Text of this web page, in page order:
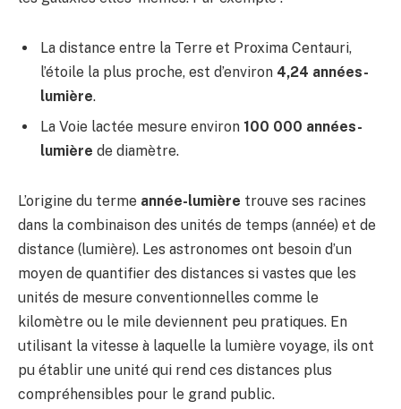
La distance entre la Terre et Proxima Centauri,
l’étoile la plus proche, est d’environ 4,24 années-
lumière.
La Voie lactée mesure environ 100 000 années-
lumière de diamètre.
L’origine du terme année-lumière trouve ses racines
dans la combinaison des unités de temps (année) et de
distance (lumière). Les astronomes ont besoin d’un
moyen de quantifier des distances si vastes que les
unités de mesure conventionnelles comme le
kilomètre ou le mile deviennent peu pratiques. En
utilisant la vitesse à laquelle la lumière voyage, ils ont
pu établir une unité qui rend ces distances plus
compréhensibles pour le grand public.